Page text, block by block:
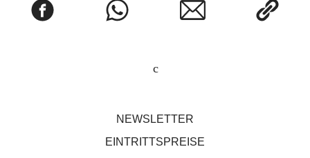
NEWSLETTER
EINTRITTSPREISE